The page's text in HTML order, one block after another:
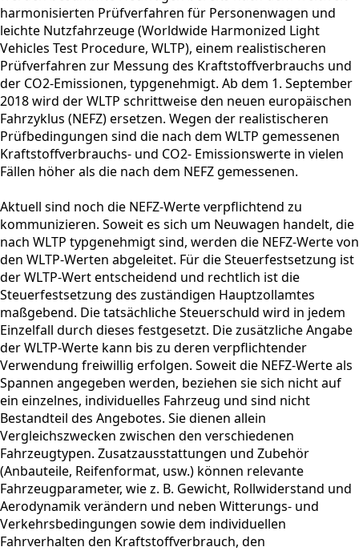
harmonisierten Prüfverfahren für Personenwagen und
leichte Nutzfahrzeuge (Worldwide Harmonized Light
Vehicles Test Procedure, WLTP), einem realistischeren
Prüfverfahren zur Messung des Kraftstoffverbrauchs und
der CO2-Emissionen, typgenehmigt. Ab dem 1. September
2018 wird der WLTP schrittweise den neuen europäischen
Fahrzyklus (NEFZ) ersetzen. Wegen der realistischeren
Prüfbedingungen sind die nach dem WLTP gemessenen
Kraftstoffverbrauchs- und CO2- Emissionswerte in vielen
Fällen höher als die nach dem NEFZ gemessenen.
Aktuell sind noch die NEFZ-Werte verpflichtend zu
kommunizieren. Soweit es sich um Neuwagen handelt, die
nach WLTP typgenehmigt sind, werden die NEFZ-Werte von
den WLTP-Werten abgeleitet. Für die Steuerfestsetzung ist
der WLTP-Wert entscheidend und rechtlich ist die
Steuerfestsetzung des zuständigen Hauptzollamtes
maßgebend. Die tatsächliche Steuerschuld wird in jedem
Einzelfall durch dieses festgesetzt. Die zusätzliche Angabe
der WLTP-Werte kann bis zu deren verpflichtender
Verwendung freiwillig erfolgen. Soweit die NEFZ-Werte als
Spannen angegeben werden, beziehen sie sich nicht auf
ein einzelnes, individuelles Fahrzeug und sind nicht
Bestandteil des Angebotes. Sie dienen allein
Vergleichszwecken zwischen den verschiedenen
Fahrzeugtypen. Zusatzausstattungen und Zubehör
(Anbauteile, Reifenformat, usw.) können relevante
Fahrzeugparameter, wie z. B. Gewicht, Rollwiderstand und
Aerodynamik verändern und neben Witterungs- und
Verkehrsbedingungen sowie dem individuellen
Fahrverhalten den Kraftstoffverbrauch, den